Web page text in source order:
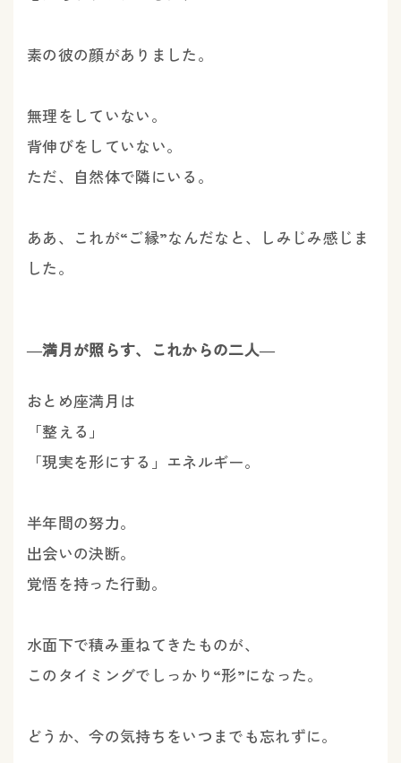
素の彼の顔がありました。
無理をしていない。
背伸びをしていない。
ただ、自然体で隣にいる。
ああ、これが“ご縁”なんだなと、しみじみ感じま
した。
―満月が照らす、これからの二人―
おとめ座満月は
「整える」
「現実を形にする」エネルギー。
半年間の努力。
出会いの決断。
覚悟を持った行動。
水面下で積み重ねてきたものが、
このタイミングでしっかり“形”になった。
どうか、今の気持ちをいつまでも忘れずに。